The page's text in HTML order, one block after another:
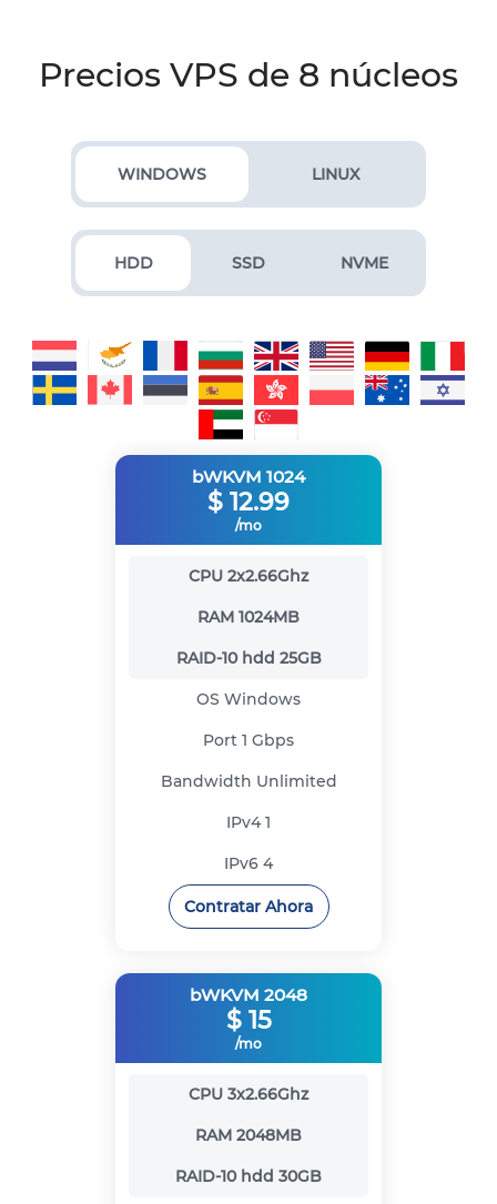
Precios VPS de 8 núcleos
WINDOWS LINUX
HDD SSD NVME
bWKVM 1024
$ 12.99
/mo
CPU 2x2.66Ghz
RAM 1024MB
RAID-10 hdd 25GB
OS Windows
Port 1 Gbps
Bandwidth Unlimited
IPv41
IPv6 4
Contratar Ahora
bWKVM 2048
$ 15
/mo
CPU 3x2.66Ghz
RAM 2048MB
RAID-10 hdd 30GB